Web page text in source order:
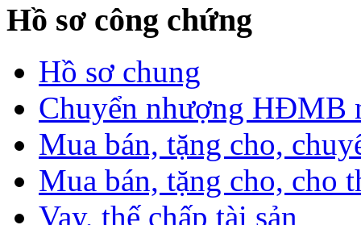
Hồ sơ công chứng
Hồ sơ chung
Chuyển nhượng HĐMB
Mua bán, tặng cho,
Mua bán, tặng cho, cho
Vay, thế chấp tài sản